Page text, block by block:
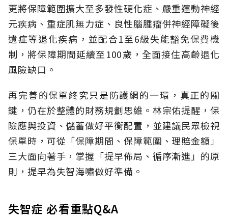
更將保障範圍擴大至多發性硬化症、嚴重運動神經
元疾病、重症肌無力症、良性腦腫瘤併神經障礙後
遺症等退化疾病，並配合1至6級失能豁免保費機
制，將保障期間延續至100歲，全面接住高齡退化
風險缺口。
再完善的保單終究只是防護網的一環，真正的關
鍵，仍在於整體的財務規劃思維。 林宗佑提醒，保
險應與投資、儲蓄做好平衡配置，並建議民眾檢視
保單時，可從「保障期間、保障範圍、理賠金額」
三大面向著手，掌握「提早佈局、循序漸進」的原
則，提早為失智海嘯做好準備。
失智症 必看重點Q&A